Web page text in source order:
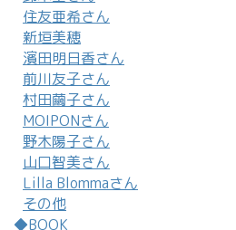
住友亜希さん
新垣美穂
濱田明日香さん
前川友子さん
村田繭子さん
MOIPONさん
野木陽子さん
山口智美さん
Lilla Blommaさん
その他
◆BOOK